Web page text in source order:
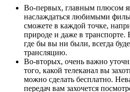
Во-первых, главным плюсом
наслаждаться любимыми
сможете в каждой точке,
природе и даже в транспорте.
где бы вы ни были, всегда
трансляцию.
Во-вторых, очень важно
того, какой телеканал вы
можно сделать бесплатно.
передач вам захочется